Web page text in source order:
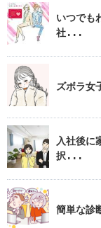
いつでも
社...
ズボラ女
入社後に
択...
簡単な診